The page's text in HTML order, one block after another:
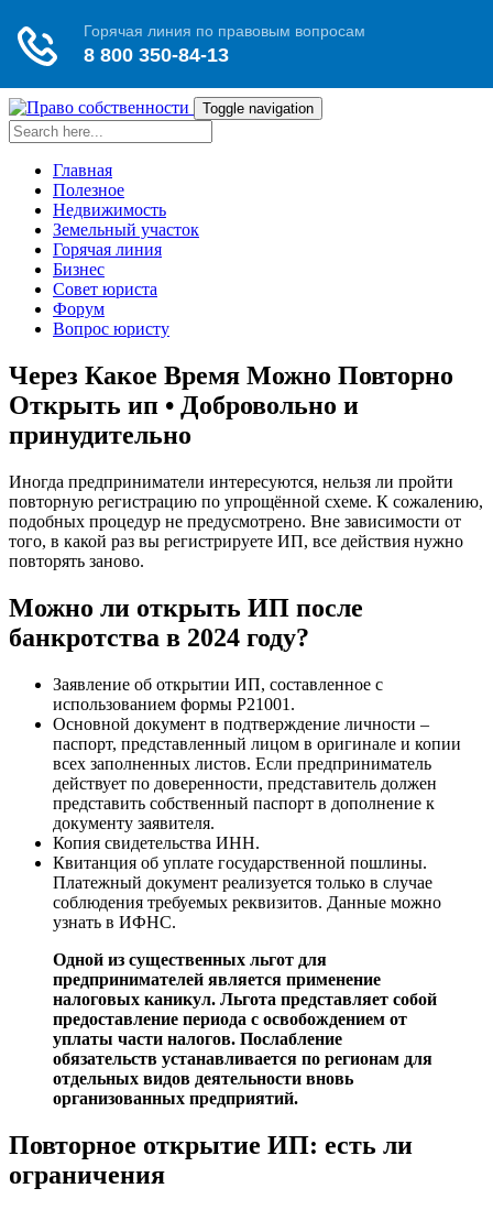
Toggle navigation
Главная
Полезное
Недвижимость
Земельный участок
Горячая линия
Бизнес
Совет юриста
Форум
Вопрос юристу
Через Какое Время Можно Повторно
Открыть ип • Добровольно и
принудительно
Иногда предприниматели интересуются, нельзя ли пройти
повторную регистрацию по упрощённой схеме. К сожалению,
подобных процедур не предусмотрено. Вне зависимости от
того, в какой раз вы регистрируете ИП, все действия нужно
повторять заново.
Можно ли открыть ИП после
банкротства в 2024 году?
Заявление об открытии ИП, составленное с
использованием формы Р21001.
Основной документ в подтверждение личности –
паспорт, представленный лицом в оригинале и копии
всех заполненных листов. Если предприниматель
действует по доверенности, представитель должен
представить собственный паспорт в дополнение к
документу заявителя.
Копия свидетельства ИНН.
Квитанция об уплате государственной пошлины.
Платежный документ реализуется только в случае
соблюдения требуемых реквизитов. Данные можно
узнать в ИФНС.
Одной из существенных льгот для
предпринимателей является применение
налоговых каникул. Льгота представляет собой
предоставление периода с освобождением от
уплаты части налогов. Послабление
обязательств устанавливается по регионам для
отдельных видов деятельности вновь
организованных предприятий.
Повторное открытие ИП: есть ли
ограничения